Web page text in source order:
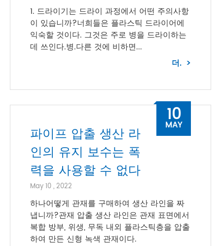
1. 드라이기는 드라이 과정에서 어떤 주의사항
이 있습니까?너희들은 플라스틱 드라이어에
익숙할 것이다. 그것은 주로 병을 드라이하는
데 쓰인다.병.다른 것에 비하면...
더.
파이프 압출 생산 라
인의 유지 보수는 폭
력을 사용할 수 없다
May 10 , 2022
하나어떻게 관재를 구매하여 생산 라인을 짜
냅니까?관재 압출 생산 라인은 관재 표면에서
복합 방부, 위생, 무독 내외 플라스틱층을 압출
하여 만든 신형 녹색 관재이다.
10
MAY